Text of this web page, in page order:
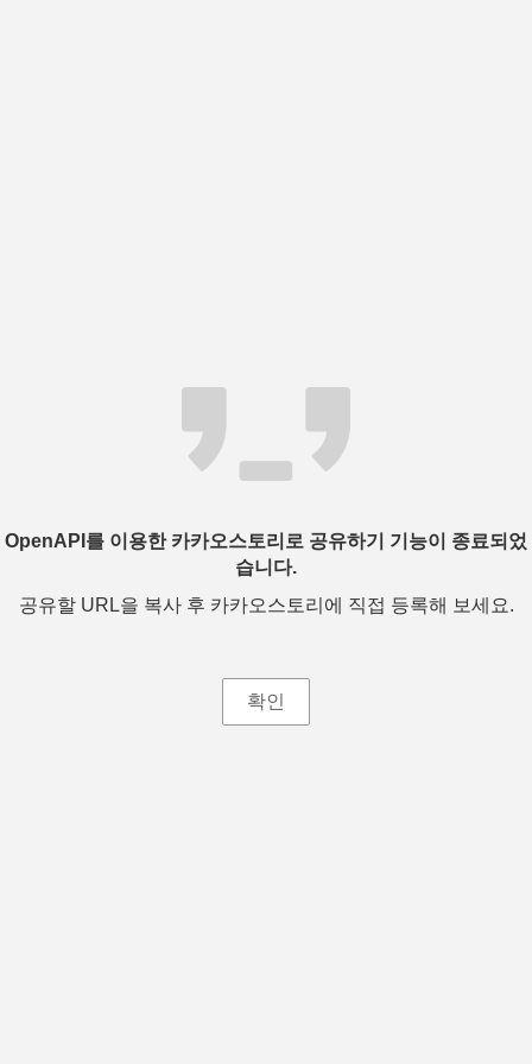
OpenAPI를 이용한 카카오스토리로 공유하기 기능이 종료되었
습니다.
공유할 URL을 복사 후 카카오스토리에 직접 등록해 보세요.
확인